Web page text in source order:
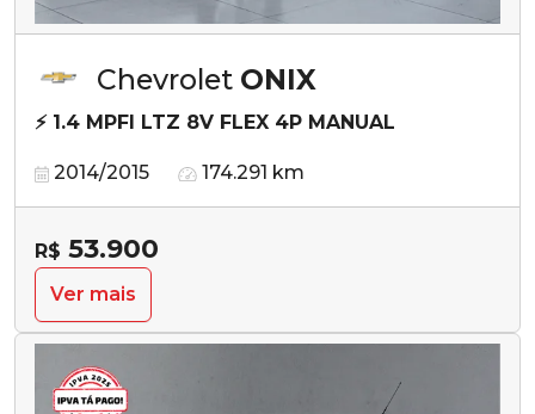
Chevrolet ONIX
⚡ 1.4 MPFI LTZ 8V FLEX 4P MANUAL
2014/2015 174.291 km
R$ 53.900
Ver mais